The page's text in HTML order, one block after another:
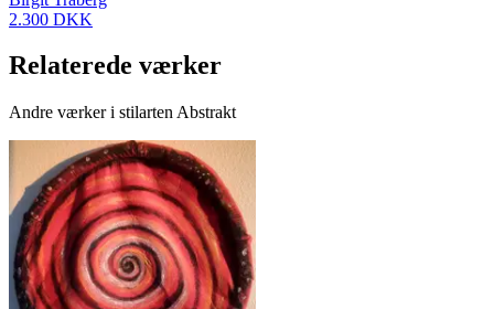
2.300 DKK
Relaterede værker
Andre værker i stilarten Abstrakt